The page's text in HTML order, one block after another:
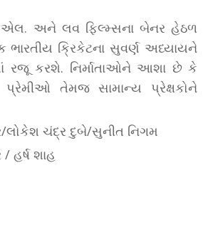
એલ. અને લવ ફિલ્મ્સના બેનર હેઠળ
ભારતીય ક્રિકેટના સુવર્ણ અધ્યાયને
રજૂ કરશે. નિર્માતાઓને આશા છે કે
તેમજ સામાન્ય પ્રેક્ષકોને
લોકેશ ચંદ્ર દુબે/સુનીત નિગમ
હર્ષ શાહ